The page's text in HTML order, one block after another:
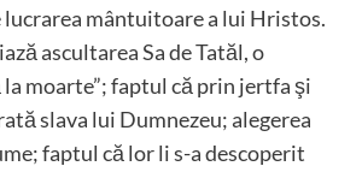
lucrarea mântuitoare a lui Hristos.
ascultarea Sa de Tatăl, o
la moarte”; faptul că prin jertfa şi
slava lui Dumnezeu; alegerea
faptul că lor li s-a descoperit